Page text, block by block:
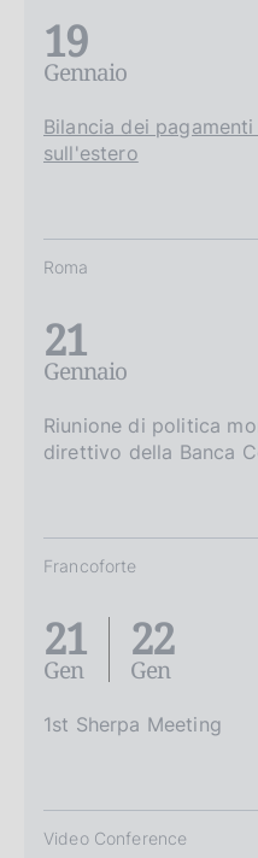
19
Gennaio
Bilancia dei
sull'estero
Roma
21
Gennaio
Riunione di politica
direttivo della Banca
Francoforte
21
Gen
22
Gen
1st Sherpa Meeting
Video Conference